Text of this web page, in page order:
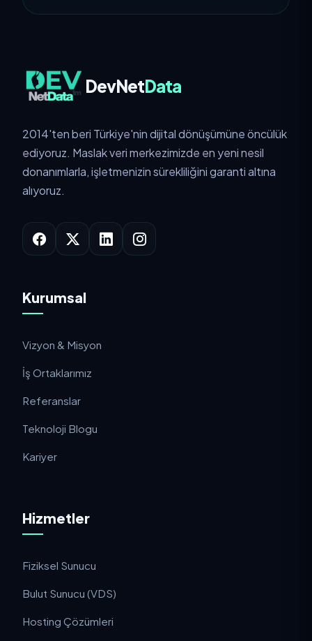
DevNetData
2014'ten beri Türkiye'nin dijital dönüşümüne öncülük
ediyoruz. Maslak veri merkezimizde en yeni nesil
donanımlarla, işletmenizin sürekliliğini garanti altına
alıyoruz.
Kurumsal
Vizyon & Misyon
İş Ortaklarımız
Referanslar
Teknoloji Blogu
Kariyer
Hizmetler
Fiziksel Sunucu
Bulut Sunucu (VDS)
Hosting Çözümleri